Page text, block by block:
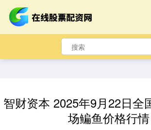
智财资本 2025年9月22日全
场鳊鱼价格行情